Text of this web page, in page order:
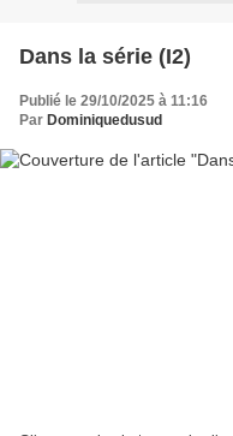
Dans la série (I2)
Publié le 29/10/2025 à 11:16
Par Dominiquedusud